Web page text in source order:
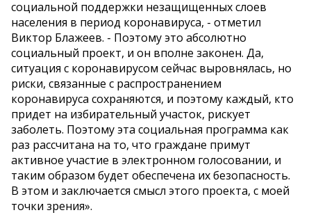
социальной поддержки незащищенных слоев
населения в период коронавируса, - отметил
Виктор Блажеев. - Поэтому это абсолютно
социальный проект, и он вполне законен. Да,
ситуация с коронавирусом сейчас выровнялась, но
риски, связанные с распространением
коронавируса сохраняются, и поэтому каждый, кто
придет на избирательный участок, рискует
заболеть. Поэтому эта социальная программа как
раз рассчитана на то, что граждане примут
активное участие в электронном голосовании, и
таким образом будет обеспечена их безопасность.
В этом и заключается смысл этого проекта, с моей
точки зрения».